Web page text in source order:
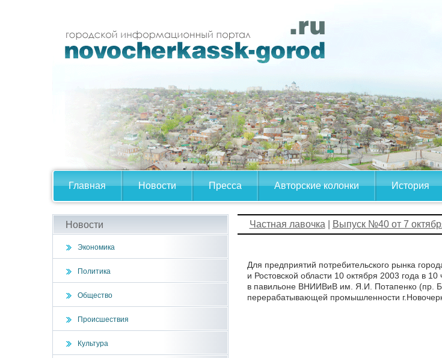
Главная Новости Пресса Авторские колонки История
Новости
Экономика
Политика
Общество
Происшествия
Культура
Частная лавочка Выпуск №40 от 7
Для предприятий потребительского рынка
и Ростовской области 10 октября 2003 года в 10
в павильоне ВНИИВиВ им. Я.И. Потапенко (пр.
перерабатывающей промышленности